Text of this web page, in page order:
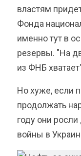
властям
Фонда
именно тут в
резервы. "На
из ФНБ
Но хуже, если
продолжать
году они
войны в